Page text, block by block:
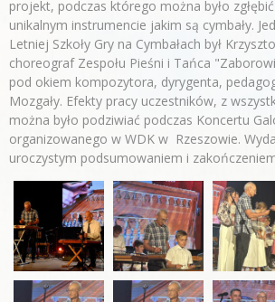
projekt, podczas którego można było
unikalnym instrumencie jakim są cymbały.
Letniej Szkoły Gry na Cymbałach był
choreograf Zespołu Pieśni i Tańca
pod okiem kompozytora, dyrygenta,
Mozgały. Efekty pracy uczestników, z
można było podziwiać podczas Koncertu
organizowanego w WDK w Rzeszowie.
uroczystym podsumowaniem i